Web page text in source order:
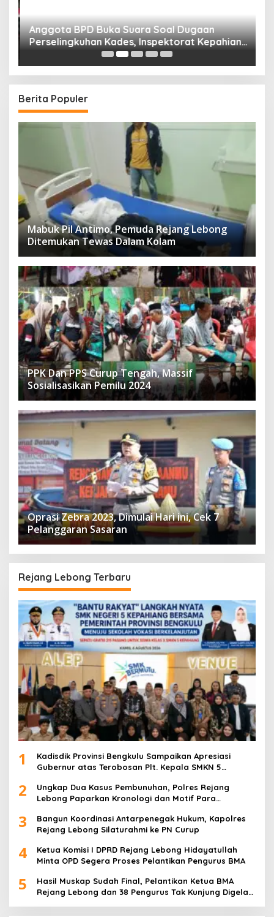
Anggota BPD Buka Suara Soal Dugaan
Perselingkuhan Kades, Inspektorat Kepahiang
Pastikan Akan Panggil Kades Suro Muncar
Berita Populer
Mabuk Pil Antimo, Pemuda Rejang Lebong
Ditemukan Tewas Dalam Kolam
PPK Dan PPS Curup Tengah, Massif
Sosialisasikan Pemilu 2024
Oprasi Zebra 2023, Dimulai Hari ini, Cek 7
Pelanggaran Sasaran
Rejang Lebong Terbaru
1
Kadisdik Provinsi Bengkulu Sampaikan Apresiasi
Gubernur atas Terobosan Plt. Kepala SMKN 5
2
Ungkap Dua Kasus Pembunuhan, Polres Rejang
Lebong Paparkan Kronologi dan Motif Para
3
Bangun Koordinasi Antarpenegak Hukum, Kapolres
Rejang Lebong Silaturahmi ke PN Curup
4
Ketua Komisi I DPRD Rejang Lebong Hidayatullah
Minta OPD Segera Proses Pelantikan Pengurus BMA
5
Hasil Muskap Sudah Final, Pelantikan Ketua BMA
Rejang Lebong dan 38 Pengurus Tak Kunjung Digelar,